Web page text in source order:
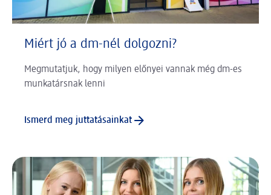
Miért jó a dm-nél dolgozni?
Megmutatjuk, hogy milyen előnyei vannak még dm-es
munkatársnak lenni
Ismerd meg juttatásainkat